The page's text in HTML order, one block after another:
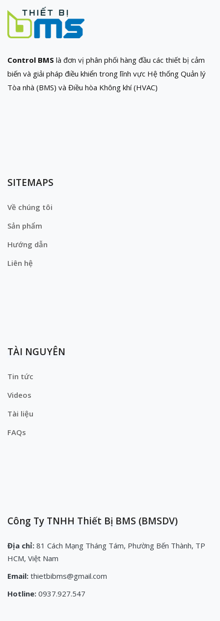
Control BMS là đơn vị phân phối hàng đầu các thiết bị cảm
biến và giải pháp điều khiển trong lĩnh vực Hệ thống Quản lý
Tòa nhà (BMS) và Điều hòa Không khí (HVAC)
SITEMAPS
Về chúng tôi
Sản phẩm
Hướng dẫn
Liên hệ
TÀI NGUYÊN
Tin tức
Videos
Tài liệu
FAQs
Công Ty TNHH Thiết Bị BMS (BMSDV)
Địa chỉ: 81 Cách Mạng Tháng Tám, Phường Bến Thành, TP
HCM, Việt Nam
Email: thietbibms@gmail.com
Hotline: 0937.927.547